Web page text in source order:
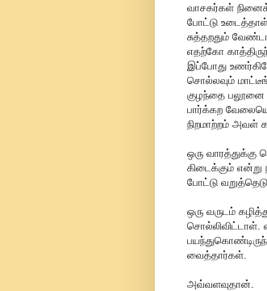
வாசகர்கள்
போட்டு
சுத்தறதும்
எதற்கோ
இப்போது
சொல்லவும்
குழந்தை பலூனை
பார்க்கற
நிறமாற்றம் அவள்
ஒரு வாரத்துக்கு
கிடைக்கும்
போட்டு
ஒரு வருடம்
சொல்லிவிட்டாள்.
வைத்தார்கள்.
அவ்வளவுதான்.